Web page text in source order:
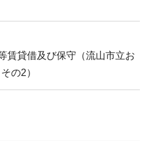
賃貸借及び保守（流山市立お
の2）